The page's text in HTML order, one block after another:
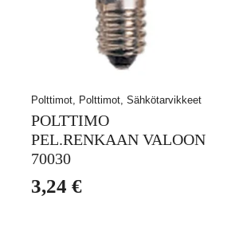
Polttimot, Polttimot, Sähkötarvikkeet
POLTTIMO
PEL.RENKAAN VALOON
70030
3,24 €